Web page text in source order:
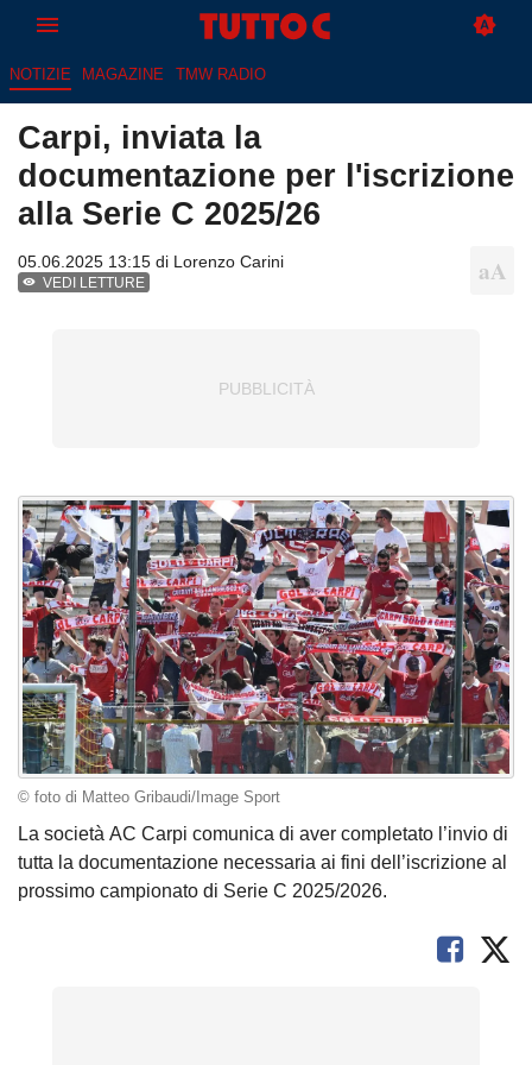
NOTIZIE MAGAZINE TMW RADIO
Carpi, inviata la
documentazione per l'iscrizione
alla Serie C 2025/26
05.06.2025 13:15 di Lorenzo Carini
VEDI LETTURE
© foto di Matteo Gribaudi/Image Sport
La società AC Carpi comunica di aver completato l’invio di
tutta la documentazione necessaria ai fini dell’iscrizione al
prossimo campionato di Serie C 2025/2026.